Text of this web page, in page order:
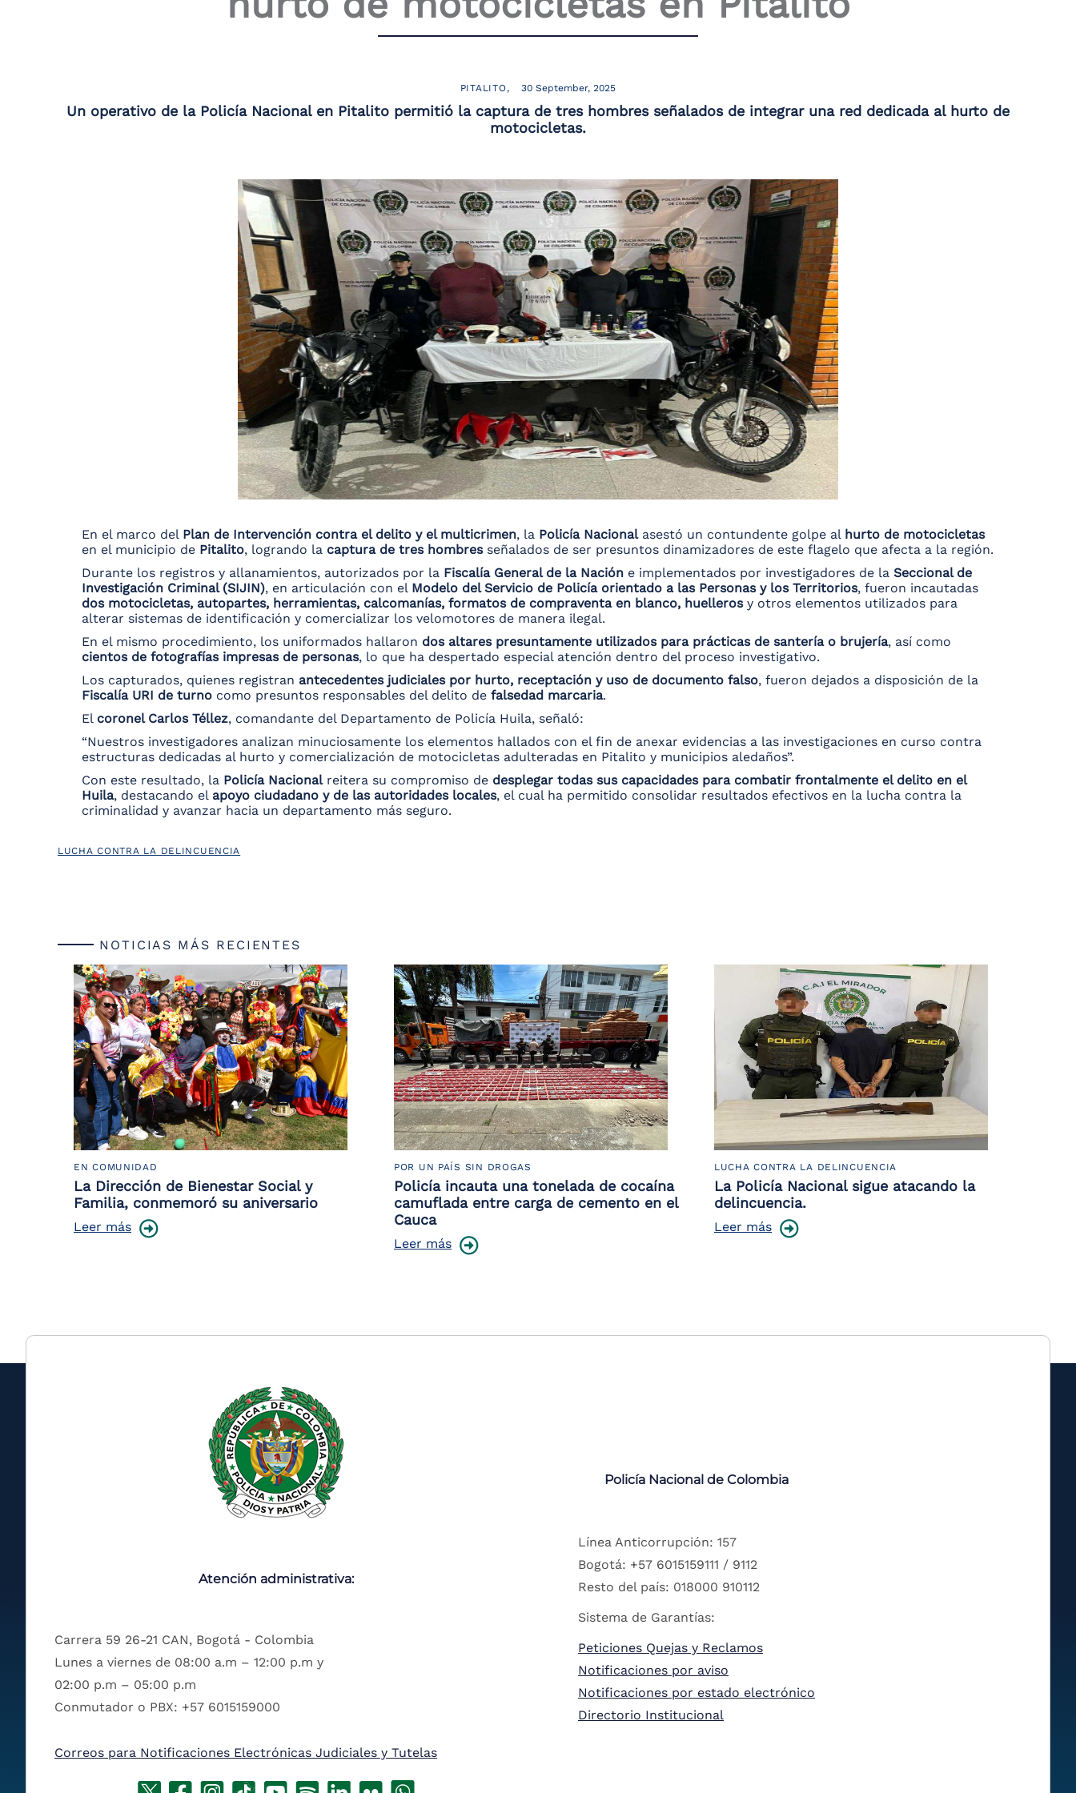
PITALITO 30 September, 2025
Un operativo de la Policía Nacional en Pitalito permitió la captura de tres hombres señalados de integrar una red dedicada al hurto de
motocicletas.
En el marco del Plan de Intervención contra el delito y el multicrimen, la Policía Nacionalasestó un contundente golpe al hurto de motocicletas
en el municipio de Pitalito, logrando la captura de tres hombresseñalados de ser presuntos dinamizadores de este flagelo que afecta a la región.
Durante los registros y allanamientos, autorizados por la Fiscalía General de la Nación e implementados por investigadores de la Seccional de
Investigación Criminal (SIJIN), en articulación con el Modelo del Servicio de Policía orientado a las Personas y los Territorios, fueron incautadas
dos motocicletas, autopartes, herramientas, calcomanías, formatos de compraventa en blanco, huellerosy otros elementos utilizados para
alterar sistemas de identificación y comercializar los velomotores de manera ilegal.
En el mismo procedimiento, los uniformados hallaron dos altares presuntamente utilizados para prácticas de santería o brujería, así como
cientos de fotografías impresas de personas, lo que ha despertado especial atención dentro del proceso investigativo.
Los capturados, quienes registran antecedentes judiciales por hurto, receptación y uso de documento falso, fueron dejados a disposición de la
Fiscalía URI de turno como presuntos responsables del delito de falsedad marcaria.
El coronel Carlos Téllez, comandante del Departamento de Policía Huila, señaló:
“Nuestros investigadores analizan minuciosamente los elementos hallados con el fin de anexar evidencias a las investigaciones en curso contra
estructuras dedicadas al hurto y comercialización de motocicletas adulteradas en Pitalito y municipios aledaños”.
Con este resultado, la Policía Nacionalreitera su compromiso de desplegar todas sus capacidades para combatir frontalmente el delito en el
Huila, destacando el apoyo ciudadano y de las autoridades locales, el cual ha permitido consolidar resultados efectivos en la lucha contra la
criminalidad y avanzar hacia un departamento más seguro.
LUCHA CONTRA LA DELINCUENCIA
NOTICIAS MÁS RECIENTES
EN COMUNIDAD
La Dirección de Bienestar Social y
Familia, conmemoró su aniversario
Leer más
POR UN PAÍS SIN DROGAS
Policía incauta una tonelada de cocaína
camuflada entre carga de cemento en el
Cauca
Leer más
LUCHA CONTRA LA DELINCUENCIA
La Policía Nacional sigue atacando la
delincuencia.
Leer más
Atención administrativa:
Carrera 59 26-21 CAN, Bogotá - Colombia
Lunes a viernes de 08:00 a.m – 12:00 p.m y
02:00 p.m – 05:00 p.m
Conmutador o PBX: +57 6015159000
Correos para Notificaciones Electrónicas Judiciales y Tutelas
Policía Nacional de Colombia
Línea Anticorrupción: 157
Bogotá: +57 6015159111 / 9112
Resto del país: 018000 910112
Sistema de Garantías:
Peticiones Quejas y Reclamos
Notificaciones por aviso
Notificaciones por estado electrónico
Directorio Institucional